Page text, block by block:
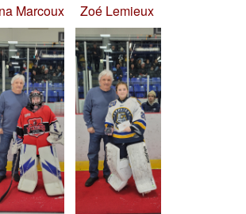
Marcoux Zoé Lemieux